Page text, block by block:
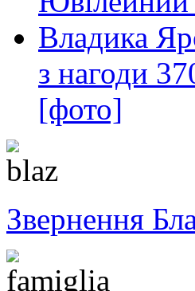
Владика
з нагоди
[фото]
Звернення